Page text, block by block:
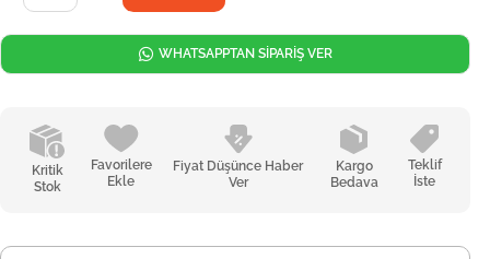
Kritik
Stok
Favorilere
Ekle
Fiyat Düşünce Haber
Ver
Kargo
Bedava
Teklif
İste
WHATSAPPTAN SİPARİŞ VER